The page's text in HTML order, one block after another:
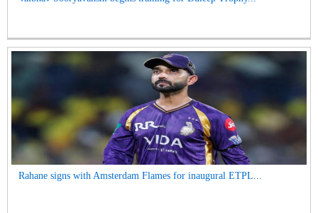
Rahane signs with Amsterdam Flames for inaugural ETPL...